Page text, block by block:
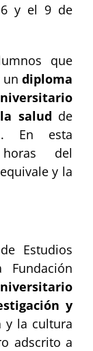
6 y el 9 de
que
un diploma
salud de
. En esta
del
y la
Estudios
y
y la cultura
adscrito a